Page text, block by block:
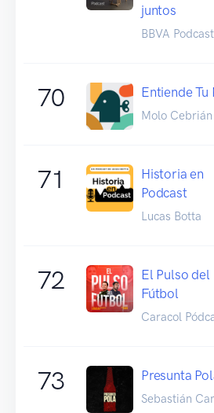
juntos
BBVA Podcast
70 Entiende Tu
Molo Cebrián
71
Historia en
Podcast
Lucas Botta
72
El Pulso del
Fútbol
Caracol
73 Presunta
Sebastián